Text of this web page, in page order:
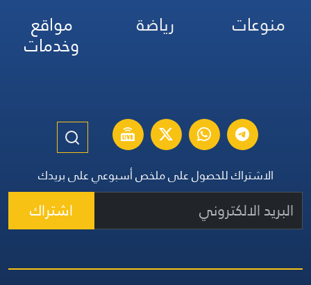
منوعات
رياضة مواقع
وخدمات
الاشتراك للحصول على ملخص أسبوعي على بريدك
اشتراك